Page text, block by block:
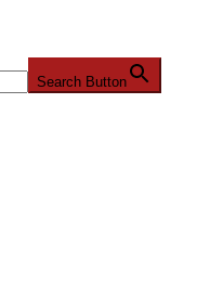
Search Button